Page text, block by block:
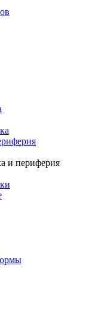
и периферия